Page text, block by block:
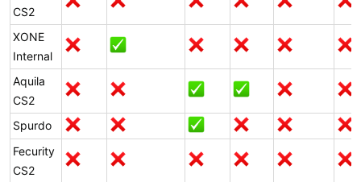
CS2
XONE
Internal
Aquila
CS2
Spurdo
Fecurity
CS2